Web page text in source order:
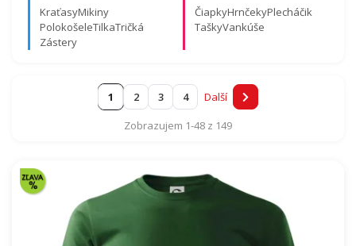
Úradné hodiny 🕒 Mám krásnu dcéru 🧑‍
KraťasyMikiny
PolokošeleTilkaTričká
Zástery
ČiapkyHrnčekyPlecháčik
TaškyVankúše
Zobrazujem 1-48 z 149
1 2 3 4 Další